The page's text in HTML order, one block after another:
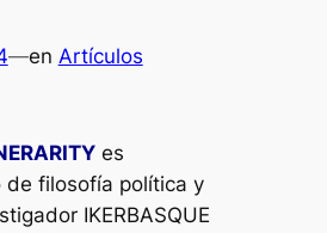
—en Artículos
es
de filosofía política y
IKERBASQUE